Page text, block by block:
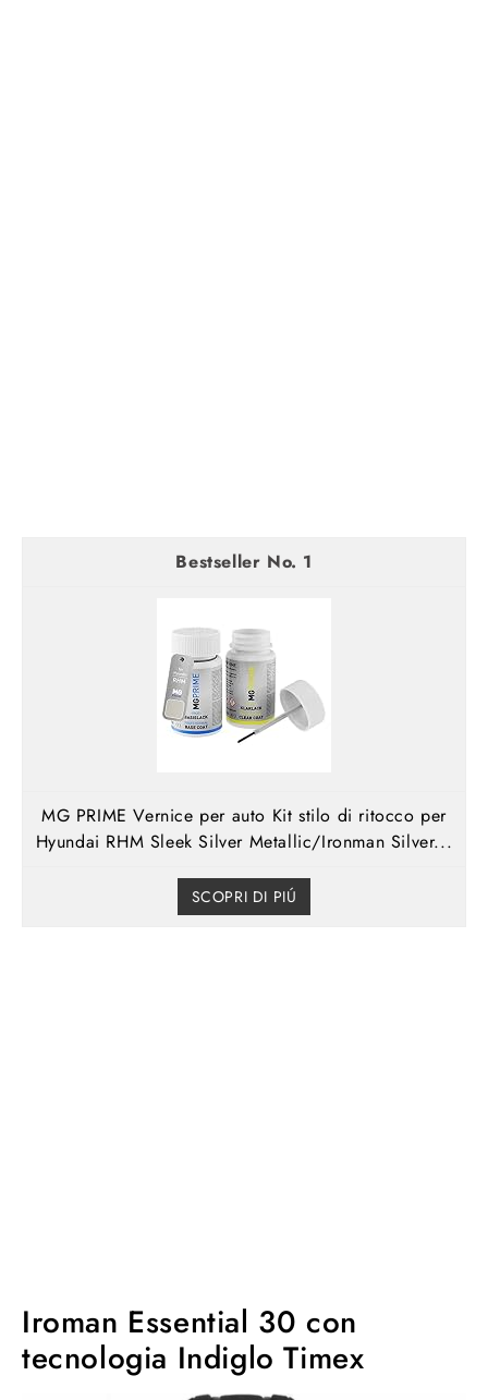
1
MG PRIME Vernice per auto Kit stilo di ritocco per
Hyundai RHM Sleek Silver Metallic/Ironman Silver...
SCOPRI DI PIÚ
Iroman Essential 30 con
tecnologia Indiglo Timex